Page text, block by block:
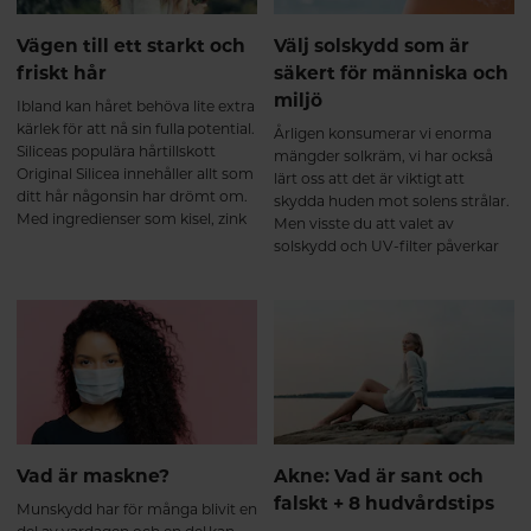
Vägen till ett starkt och
friskt hår
Ibland kan håret behöva lite extra
kärlek för att nå sin fulla potential.
Siliceas populära hårtillskott
Original Silicea innehåller allt som
ditt hår någonsin har drömt om.
Med ingredienser som kisel, zink
Välj solskydd som är
säkert för människa och
miljö
Årligen konsumerar vi enorma
mängder solkräm, vi har också
lärt oss att det är viktigt att
skydda huden mot solens strålar.
Men visste du att valet av
solskydd och UV-filter påverkar
Vad är maskne?
Munskydd har för många blivit en
Akne: Vad är sant och
falskt + 8 hudvårdstips